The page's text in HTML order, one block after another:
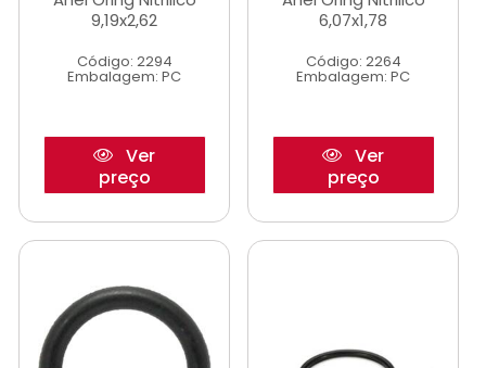
9,19x2,62
Código: 2294
Embalagem: PC
Ver
preço
6,07x1,78
Código: 2264
Embalagem: PC
Ver
preço